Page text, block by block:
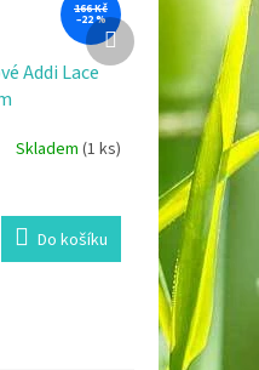
166 Kč
–22 %
Addi Lace
Skladem (1 ks)
Do košíku
Další
produkt